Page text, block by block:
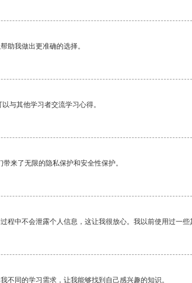
助我做出更准确的选择。
与其他学习者交流学习心得。
来了无限的隐私保护和安全性保护。
程中不会泄露个人信息，这让我很放心。我以前使用过一
不同的学习需求，让我能够找到自己感兴趣的知识。